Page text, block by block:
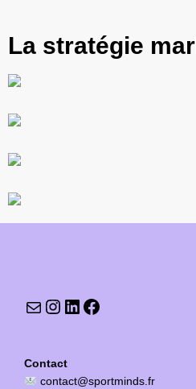
La stratégie
Contact
contact@sportminds.fr